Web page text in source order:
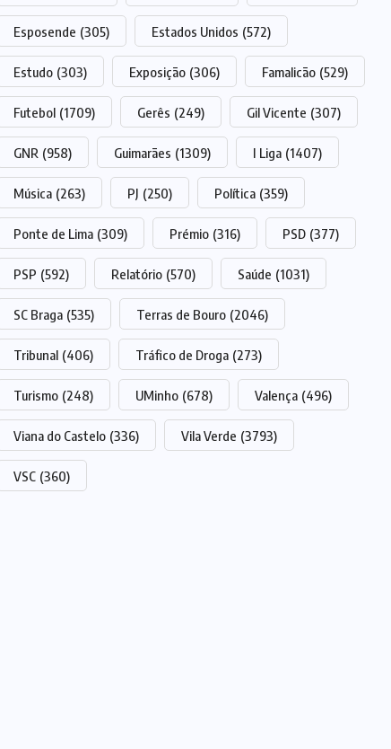
Esposende (305) Estados Unidos (572)
Estudo (303) Exposição (306) Famalicão (529)
Futebol (1709) Gerês (249) Gil Vicente (307)
GNR (958) Guimarães (1309) I Liga (1407)
Música (263) PJ (250) Política (359)
Ponte de Lima (309) Prémio (316) PSD (377)
PSP (592) Relatório (570) Saúde (1031)
SC Braga (535) Terras de Bouro (2046)
Tribunal (406) Tráfico de Droga (273)
Turismo (248) UMinho (678) Valença (496)
Viana do Castelo (336) Vila Verde (3793)
VSC (360)